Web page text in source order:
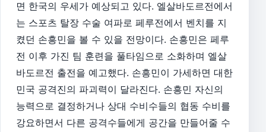
면 한국의 우세가 예상되고 있다. 엘살바도르전에서
는 스포츠 탈장 수술 여파로 페루전에서 벤치를 지
켰던 손흥민을 볼 수 있을 전망이다. 손흥민은 페루
전 이후 가진 팀 훈련을 풀타임으로 소화하며 엘살
바도르전 출전을 예고했다. 손흥민이 가세하면 대한
민국 공격진의 파괴력이 달라진다. 손흥민 자신의
능력으로 결정하거나 상대 수비수들의 협동 수비를
강요하면서 다른 공격수들에게 공간을 만들어줄 수